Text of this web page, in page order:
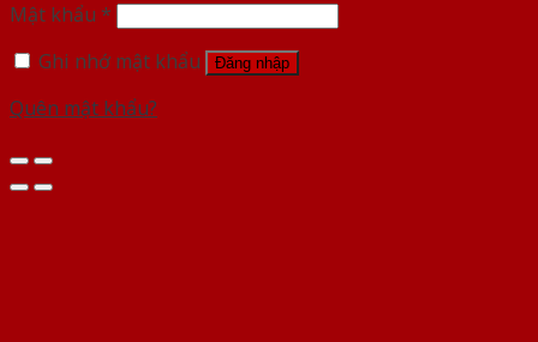
Mật khẩu *
Ghi nhớ mật khẩu
Đăng nhập
Quên mật khẩu?